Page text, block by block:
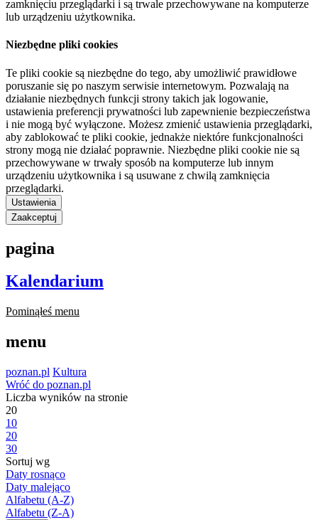
zamknięciu przeglądarki i są trwale przechowywane na komputerze
lub urządzeniu użytkownika.
Niezbędne pliki cookies
Te pliki cookie są niezbędne do tego, aby umożliwić prawidłowe
poruszanie się po naszym serwisie internetowym. Pozwalają na
działanie niezbędnych funkcji strony takich jak logowanie,
ustawienia preferencji prywatności lub zapewnienie bezpieczeństwa
i nie mogą być wyłączone. Możesz zmienić ustawienia przeglądarki,
aby zablokować te pliki cookie, jednakże niektóre funkcjonalności
strony mogą nie działać poprawnie. Niezbędne pliki cookie nie są
przechowywane w trwały sposób na komputerze lub innym
urządzeniu użytkownika i są usuwane z chwilą zamknięcia
przeglądarki.
Ustawienia
Zaakceptuj
pagina
Kalendarium
Pominąłeś menu
menu
poznan.pl Kultura
Wróć do poznan.pl
Liczba wyników na stronie
20
10
20
30
Sortuj wg
Daty rosnąco
Daty malejąco
Alfabetu (A-Z)
Alfabetu (Z-A)